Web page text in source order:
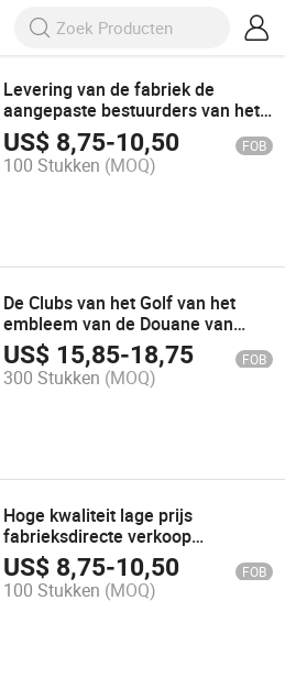
Levering van de fabriek de
aangepaste bestuurders van het
Golf 12 het Aluminium van
Vrouwen rechts De Clubs van het
golf
US$ 8,75-10,50 FOB
100 Stukken (MOQ)
De Clubs van het Golf van het
embleem van de Douane van
hoge kwaliteit 54 graden de
Wedge van het Golf Clubs met
roestvrijstalen schacht
US$ 15,85-18,75 FOB
300 Stukken (MOQ)
Hoge kwaliteit lage prijs
fabrieksdirecte verkoop
groothandel vrouwen golfdriver
hout clubkop van Chinese
leverancier
US$ 8,75-10,50 FOB
100 Stukken (MOQ)